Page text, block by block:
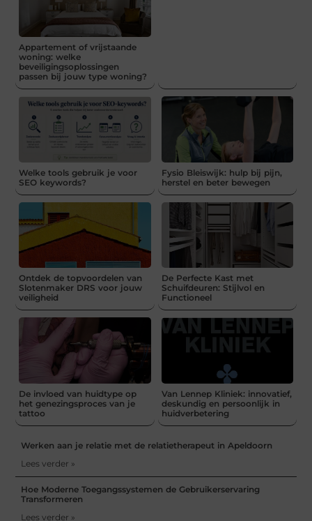
Appartement of vrijstaande
woning: welke
beveiligingsoplossingen
passen bij jouw type woning?
Welke tools gebruik je voor
SEO keywords?
Fysio Bleiswijk: hulp bij pijn,
herstel en beter bewegen
Ontdek de topvoordelen van
Slotenmaker DRS voor jouw
veiligheid
De Perfecte Kast met
Schuifdeuren: Stijlvol en
Functioneel
De invloed van huidtype op
het genezingsproces van je
tattoo
Van Lennep Kliniek: innovatief,
deskundig en persoonlijk in
huidverbetering
Werken aan je relatie met de relatietherapeut in Apeldoorn
Lees verder »
Hoe Moderne Toegangssystemen de Gebruikerservaring
Transformeren
Lees verder »